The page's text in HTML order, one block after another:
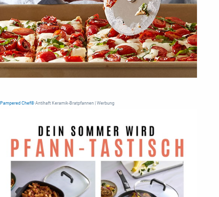
Pampered Chef® Antihaft Keramik-Bratpfannen | Werbung